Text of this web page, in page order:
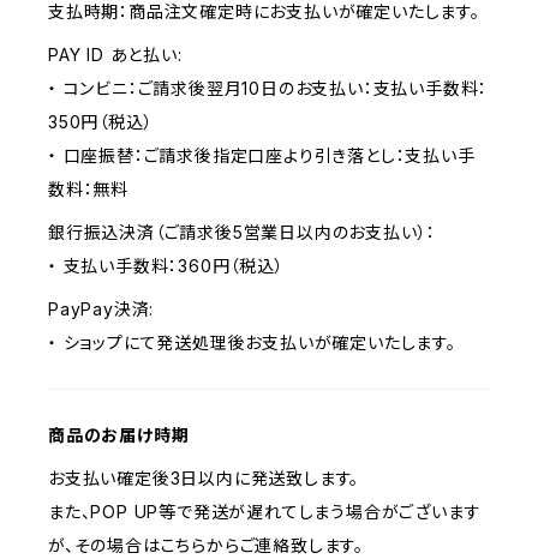
支払時期：商品注文確定時にお支払いが確定いたします。
PAY ID あと払い:
・ コンビニ：ご請求後翌月10日のお支払い：支払い手数料：
350円（税込）
・ 口座振替：ご請求後指定口座より引き落とし：支払い手
数料：無料
銀行振込決済（ご請求後5営業日以内のお支払い）：
・ 支払い手数料：360円（税込）
PayPay決済:
・ ショップにて発送処理後お支払いが確定いたします。
商品のお届け時期
お支払い確定後3日以内に発送致します。
また、POP UP等で発送が遅れてしまう場合がございます
が、その場合はこちらからご連絡致します。